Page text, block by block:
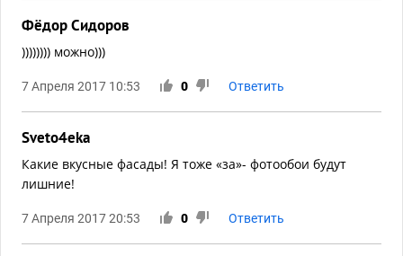
Фёдор Сидоров
)))))))) можно)))
7 Апреля 2017 10:53 0 Ответить
Sveto4eka
Какие вкусные фасады! Я тоже «за»- фотообои будут
лишние!
7 Апреля 2017 20:53 0 Ответить